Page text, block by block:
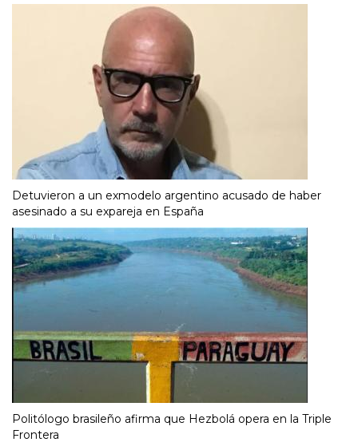
Detuvieron a un exmodelo argentino acusado de haber
asesinado a su expareja en España
Politólogo brasileño afirma que Hezbolá opera en la Triple
Frontera